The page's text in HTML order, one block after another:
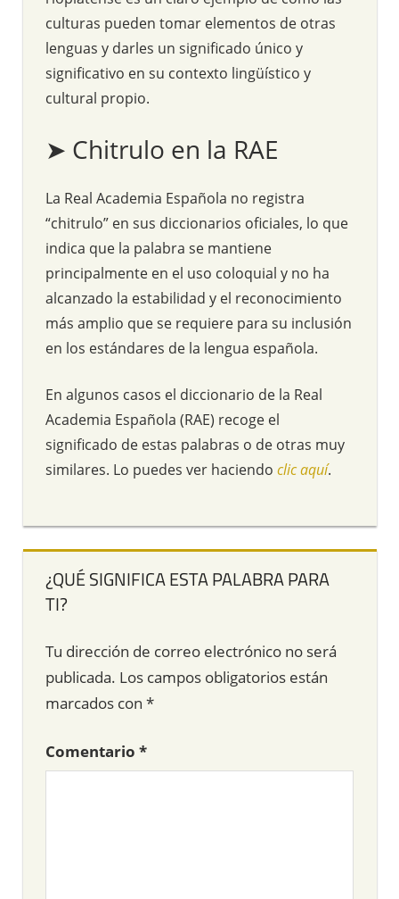
culturas pueden tomar elementos de otras
lenguas y darles un significado único y
significativo en su contexto lingüístico y
cultural propio.
➤ Chitrulo en la RAE
La Real Academia Española no registra
“chitrulo” en sus diccionarios oficiales, lo que
indica que la palabra se mantiene
principalmente en el uso coloquial y no ha
alcanzado la estabilidad y el reconocimiento
más amplio que se requiere para su inclusión
en los estándares de la lengua española.
En algunos casos el diccionario de la Real
Academia Española (RAE) recoge el
significado de estas palabras o de otras muy
similares. Lo puedes ver haciendo clic aquí.
¿QUÉ SIGNIFICA ESTA PALABRA PARA
TI?
Tu dirección de correo electrónico no será
publicada. Los campos obligatorios están
marcados con *
Comentario *